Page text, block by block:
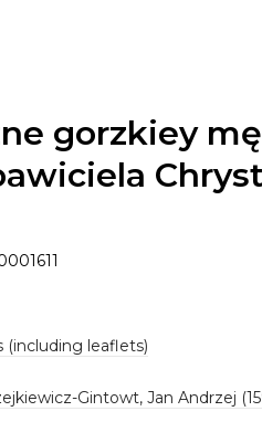
gorzkiey
(including leaflets)
Gintowt, Jan Andrzej